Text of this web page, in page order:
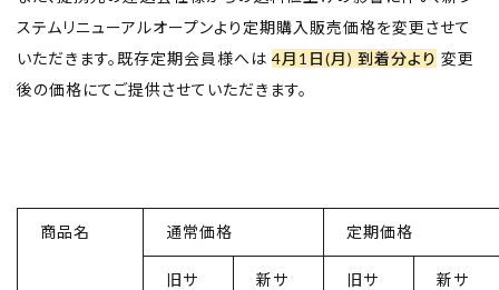
ステムリニューアルオープンより定期購入販売価格を変更させて
いただきます。既存定期会員様へは 4月1日(月) 到着分より 変更
後の価格にてご提供させていただきます。
商品名 通常価格 定期価格
旧サ
新サ
旧サ
新サ